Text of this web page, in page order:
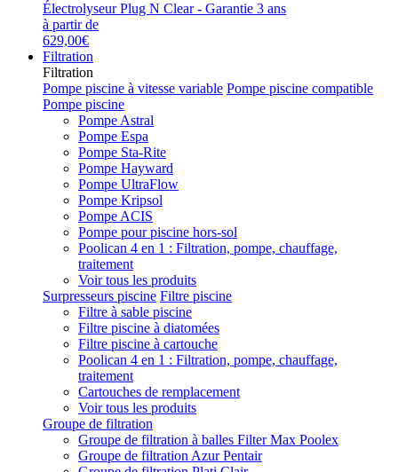
Électrolyseur Plug N Clear - Garantie 3 ans
à partir de
629,00€
Filtration
Filtration
Pompe piscine à vitesse variable Pompe piscine compatible
Pompe piscine
Pompe Astral
Pompe Espa
Pompe Sta-Rite
Pompe Hayward
Pompe UltraFlow
Pompe Kripsol
Pompe ACIS
Pompe pour piscine hors-sol
Poolican 4 en 1 : Filtration, pompe, chauffage,
traitement
Voir tous les produits
Surpresseurs piscine Filtre piscine
Filtre à sable piscine
Filtre piscine à diatomées
Filtre piscine à cartouche
Poolican 4 en 1 : Filtration, pompe, chauffage,
traitement
Cartouches de remplacement
Voir tous les produits
Groupe de filtration
Groupe de filtration à balles Filter Max Poolex
Groupe de filtration Azur Pentair